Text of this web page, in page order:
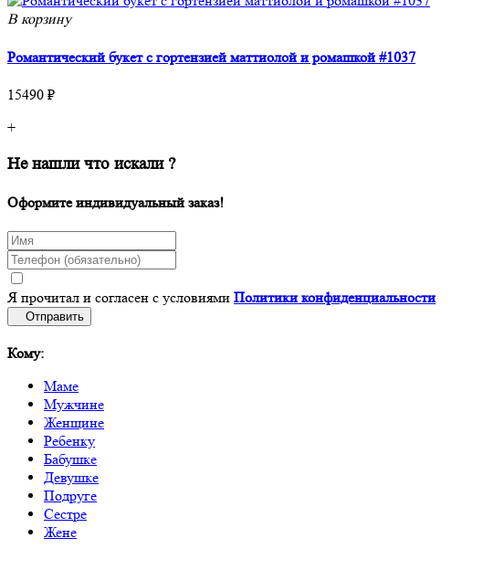
В корзину
Романтический букет с гортензией маттиолой и ромашкой #1037
15490 ₽
+
Не нашли что искали ?
Оформите индивидуальный заказ!
Я прочитал и согласен с условиями Политики конфиденциальности
Отправить
Кому:
Маме
Мужчине
Женщине
Ребенку
Бабушке
Девушке
Подруге
Сестре
Жене